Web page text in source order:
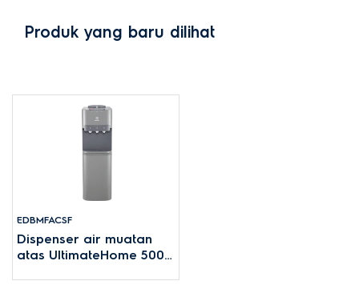
Produk yang baru dilihat
EDBMFACSF
Dispenser air muatan
atas UltimateHome 500